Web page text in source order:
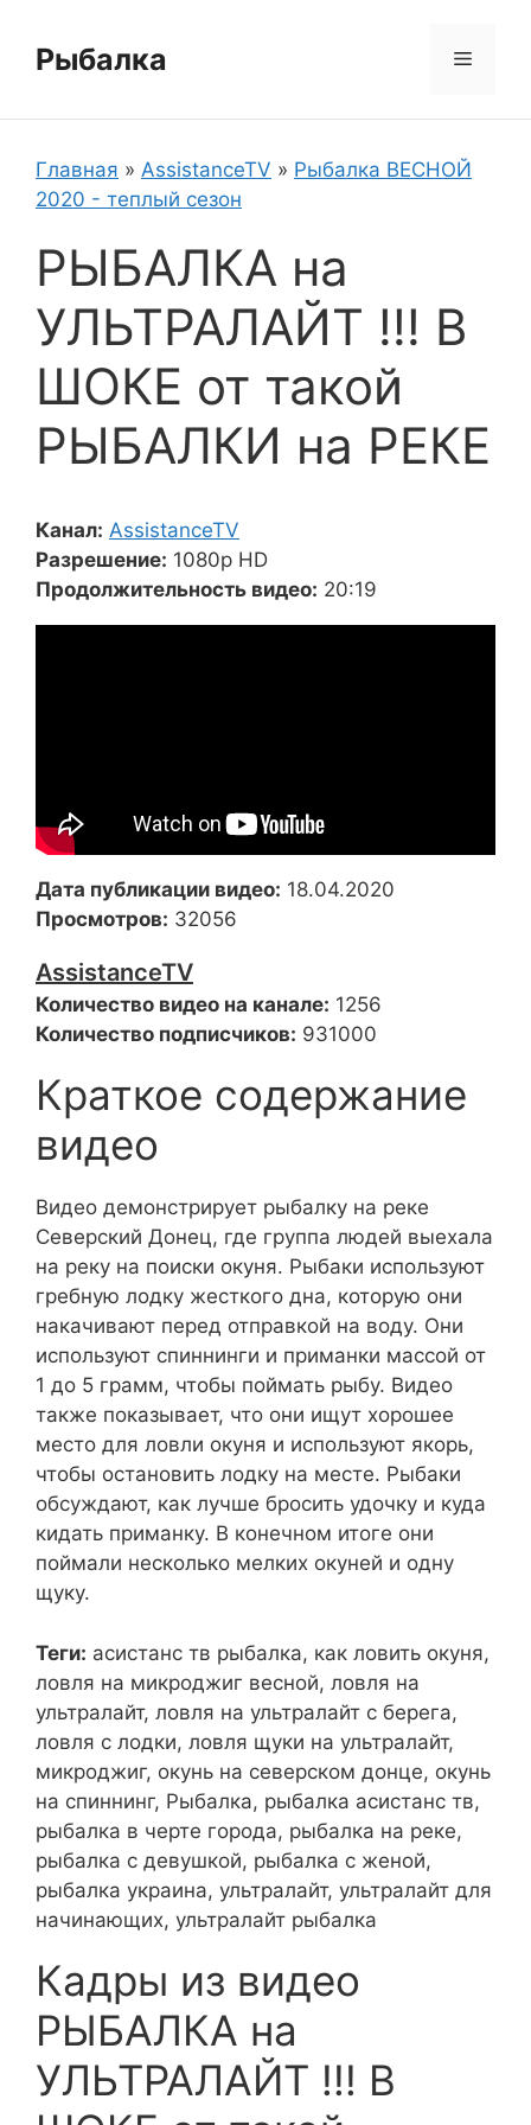
содержимому
Рыбалка Меню
Главная » AssistanceTV » Рыбалка ВЕСНОЙ
2020 - теплый сезон
РЫБАЛКА на
УЛЬТРАЛАЙТ !!! В
ШОКЕ от такой
РЫБАЛКИ на РЕКЕ
Канал: AssistanceTV
Разрешение: 1080p HD
Продолжительность видео: 20:19
Дата публикации видео: 18.04.2020
Просмотров: 32056
AssistanceTV
Количество видео на канале: 1256
Количество подписчиков: 931000
Краткое содержание
видео
Видео демонстрирует рыбалку на реке
Северский Донец, где группа людей выехала
на реку на поиски окуня. Рыбаки используют
гребную лодку жесткого дна, которую они
накачивают перед отправкой на воду. Они
используют спиннинги и приманки массой от
1 до 5 грамм, чтобы поймать рыбу. Видео
также показывает, что они ищут хорошее
место для ловли окуня и используют якорь,
чтобы остановить лодку на месте. Рыбаки
обсуждают, как лучше бросить удочку и куда
кидать приманку. В конечном итоге они
поймали несколько мелких окуней и одну
щуку.
Теги: асистанс тв рыбалка, как ловить окуня,
ловля на микроджиг весной, ловля на
ультралайт, ловля на ультралайт с берега,
ловля с лодки, ловля щуки на ультралайт,
микроджиг, окунь на северском донце, окунь
на спиннинг, Рыбалка, рыбалка асистанс тв,
рыбалка в черте города, рыбалка на реке,
рыбалка с девушкой, рыбалка с женой,
рыбалка украина, ультралайт, ультралайт для
начинающих, ультралайт рыбалка
Кадры из видео
РЫБАЛКА на
УЛЬТРАЛАЙТ !!! В